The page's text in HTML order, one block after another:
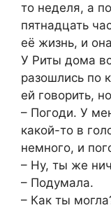
то неделя, а
пятнадцать
её жизнь, и
У Риты дома
разошлись по
ей говорить,
– Погоди. У
какой-то в
немного, и
– Ну, ты же
– Подумала.
– Как ты